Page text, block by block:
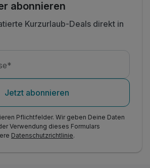
abonnieren
Kurzurlaub-Deals direkt in
Jetzt abonnieren
Pflichtfelder. Wir geben Deine Daten
Verwendung dieses Formulars
Datenschutzrichtlinie.